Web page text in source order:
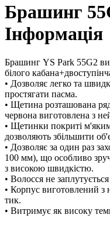
Брашинг
Інформація
Брашинг YS Park 55G2
білого
• Дозволяє легко та
простягати пасма.
• Щетина розташована
червона виготовлена ​​з
• Щетинки покриті
дозволяють збільшити
• Дозволяє за один раз
100 мм), що особливо
з високою швидкістю.
• Волосся не
• Корпус виготовлений з
тик.
• Витримує як високу